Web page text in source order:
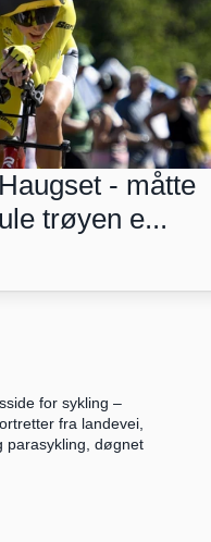
- måtte
trøyen e...
for sykling –
fra landevei,
parasykling, døgnet